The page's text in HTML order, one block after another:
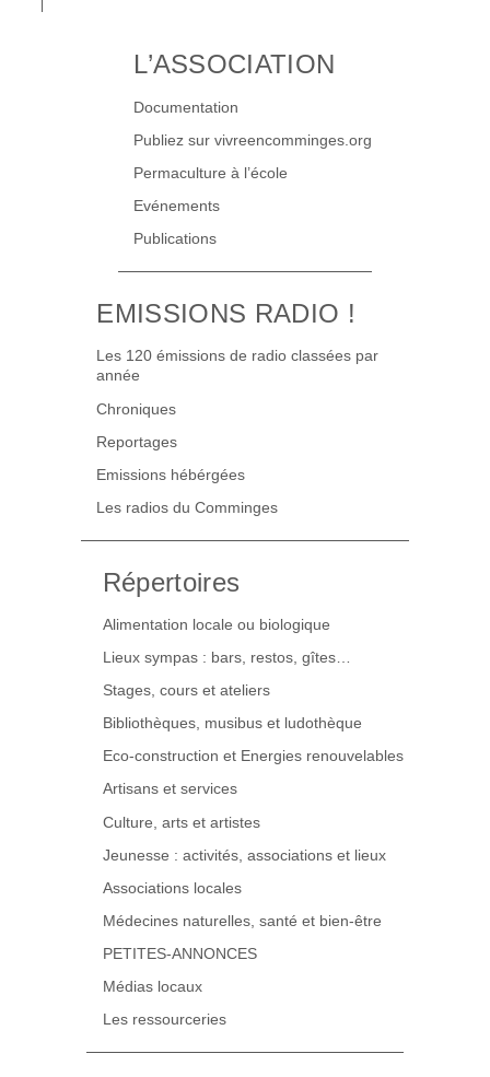
L’ASSOCIATION
Documentation
Publiez sur vivreencomminges.org
Permaculture à l’école
Evénements
Publications
EMISSIONS RADIO !
Les 120 émissions de radio classées par
année
Chroniques
Reportages
Emissions hébérgées
Les radios du Comminges
Répertoires
Alimentation locale ou biologique
Lieux sympas : bars, restos, gîtes…
Stages, cours et ateliers
Bibliothèques, musibus et ludothèque
Eco-construction et Energies renouvelables
Artisans et services
Culture, arts et artistes
Jeunesse : activités, associations et lieux
Associations locales
Médecines naturelles, santé et bien-être
PETITES-ANNONCES
Médias locaux
Les ressourceries